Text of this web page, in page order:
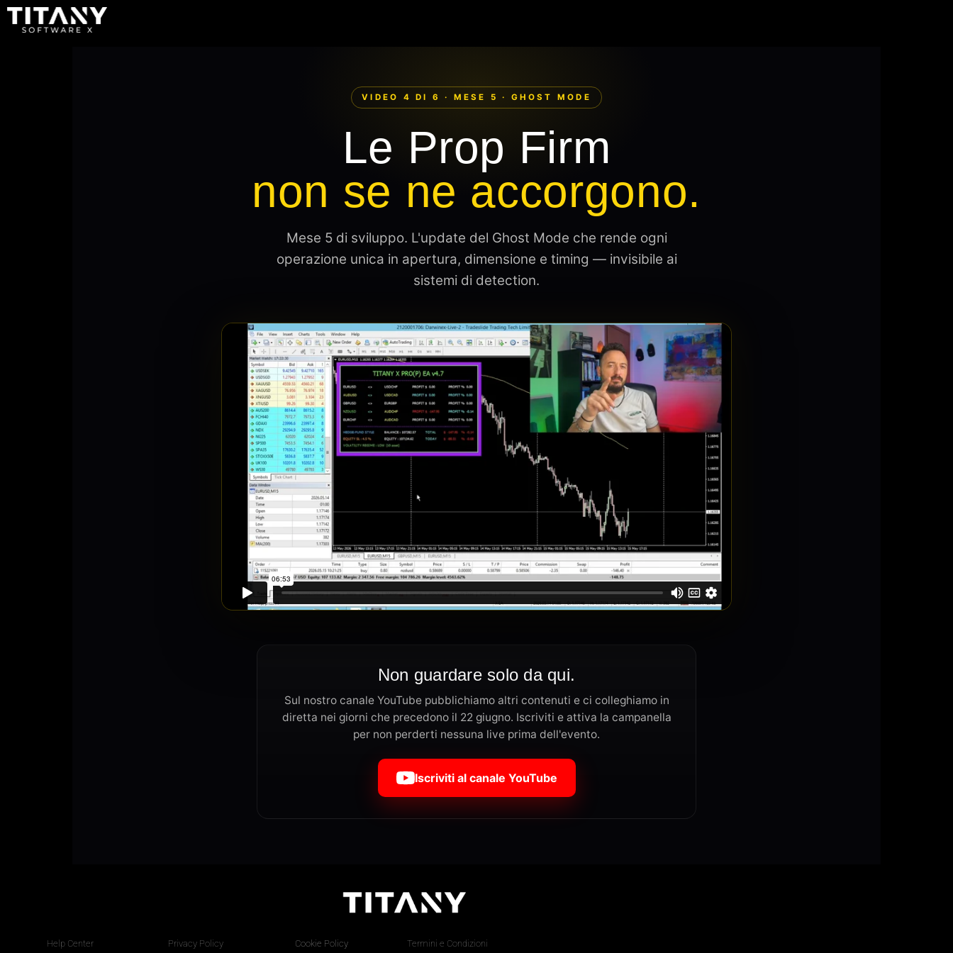
VIDEO 4 DI 6 · MESE 5 · GHOST MODE
Le Prop Firm
non se ne accorgono.
Mese 5 di sviluppo. L'update del Ghost Mode che rende ogni
operazione unica in apertura, dimensione e timing — invisibile ai
sistemi di detection.
Non guardare solo da qui.
Sul nostro canale YouTube pubblichiamo altri contenuti e ci colleghiamo in
diretta nei giorni che precedono il 22 giugno. Iscriviti e attiva la campanella
per non perderti nessuna live prima dell'evento.
Iscriviti al canale YouTube
Help Center Privacy Policy Cookie Policy Termini e Condizioni